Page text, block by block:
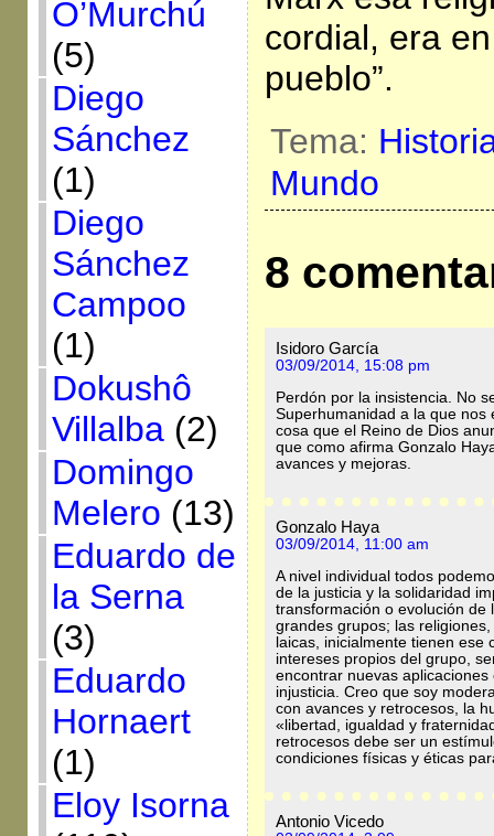
O’Murchú
(5)
Diego
Sánchez
(1)
Diego
Sánchez
Campoo
(1)
Dokushô
Villalba(2)
Domingo
Melero (13)
Eduardo de
la Serna
(3)
Eduardo
Hornaert
(1)
Eloy Isorna
cordial, era
pueblo”.
Tema:
Mundo
8
Isidoro García
03/09/2014, 15:08 pm
Perdón por la insistencia. No
Superhumanidad a la que nos
cosa que el Reino de Dios
que como afirma Gonzalo
avances y mejoras.
Gonzalo Haya
03/09/2014, 11:00 am
A nivel individual todos
de la justicia y la solidaridad
transformación o evolución de
grandes grupos; las
laicas, inicialmente tienen ese
intereses propios del grupo,
encontrar nuevas
injusticia. Creo que soy
con avances y retrocesos, la
«libertad, igualdad y
retrocesos debe ser un
condiciones físicas y éticas
Antonio Vicedo